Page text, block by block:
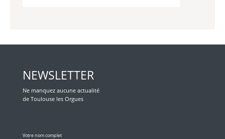
NEWSLETTER
Ne manquez aucune actualité
de Toulouse les Orgues
Votre nom complet